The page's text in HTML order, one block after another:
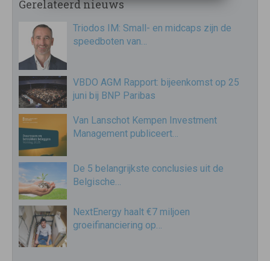
Gerelateerd nieuws
Triodos IM: Small- en midcaps zijn de
speedboten van…
VBDO AGM Rapport: bijeenkomst op 25
juni bij BNP Paribas
Van Lanschot Kempen Investment
Management publiceert…
De 5 belangrijkste conclusies uit de
Belgische…
NextEnergy haalt €7 miljoen
groeifinanciering op…